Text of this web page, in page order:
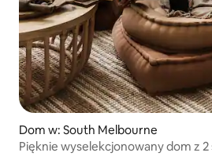
Dom w: South Melbourne
Pięknie wyselekcjonowany dom z 2